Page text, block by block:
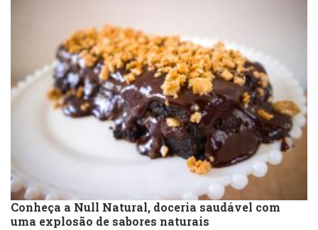
Conheça a Null Natural, doceria saudável com
uma explosão de sabores naturais